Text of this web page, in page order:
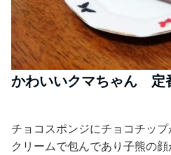
かわいいクマちゃん 定
チョコスポンジにチョコチッ
クリームで包んであり子熊の顔